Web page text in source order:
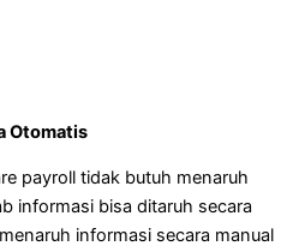
Otomatis
payroll tidak butuh menaruh
informasi bisa ditaruh secara
informasi secara manual